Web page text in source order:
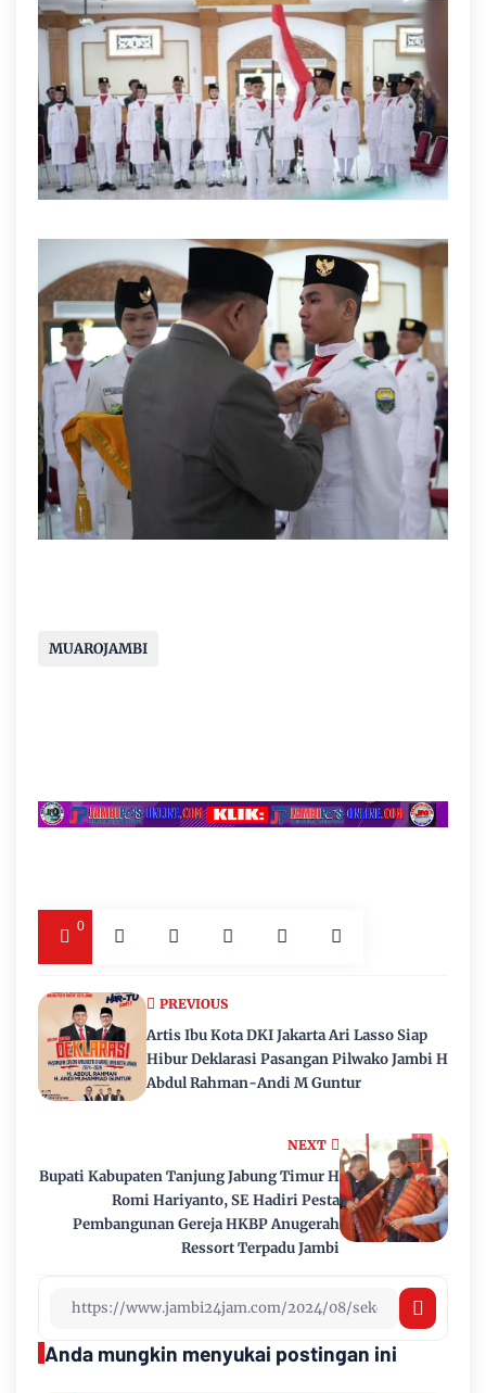
MUAROJAMBI
0
NEXT
Bupati Kabupaten Tanjung Jabung Timur H
Romi Hariyanto, SE Hadiri Pesta
Pembangunan Gereja HKBP Anugerah
Ressort Terpadu Jambi
PREVIOUS
Artis Ibu Kota DKI Jakarta Ari Lasso Siap
Hibur Deklarasi Pasangan Pilwako Jambi H
Abdul Rahman-Andi M Guntur
Anda mungkin menyukai postingan ini